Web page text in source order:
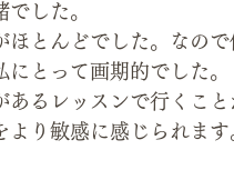
した。
とんどでした。なの
とって画期的でした。
るレッスンで行くこ
り敏感に感じられます